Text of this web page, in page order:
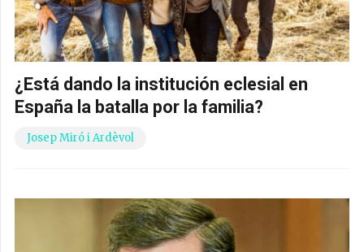
¿Está dando la institución eclesial en
España la batalla por la familia?
Josep Miró i Ardèvol